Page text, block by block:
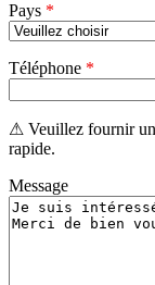
Pays *
Téléphone *
⚠ Veuillez fournir un
rapide.
Message